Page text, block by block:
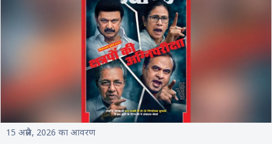
15 अप्रैल, 2026 का आवरण